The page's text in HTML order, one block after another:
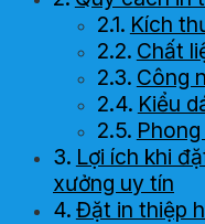
Kích
Chất
Công
Kiểu
Lợi ích khi
xưởng uy tín
Đặt in thiệp